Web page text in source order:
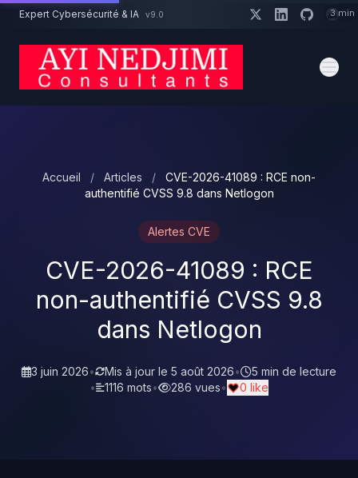
Aller au contenu principal
Expert Cybersécurité & IA v9.0
Accueil / Articles /
CVE-2026-41089 : RCE non-
authentifié CVSS 9.8 dans Netlogon
Alertes CVE
CVE-2026-41089 : RCE
non-authentifié CVSS 9.8
dans Netlogon
3 juin 2026• Mis à jour le 5 août 2026•
5 min de lecture
•
1116 mots• 286 vues• 0 like
Un projet cybersécurité ? 3 min